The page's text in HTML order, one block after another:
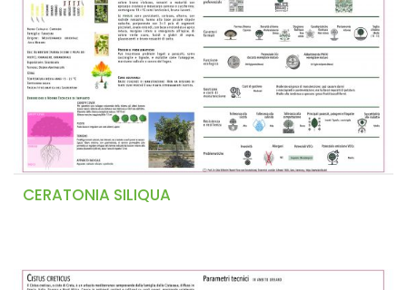
CERATONIA SILIQUA